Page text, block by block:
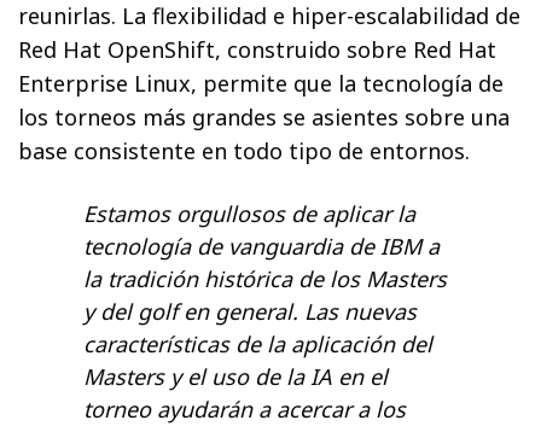
reunirlas. La flexibilidad e hiper-escalabilidad de
Red Hat OpenShift, construido sobre Red Hat
Enterprise Linux, permite que la tecnología de
los torneos más grandes se asientes sobre una
base consistente en todo tipo de entornos.
Estamos orgullosos de aplicar la
tecnología de vanguardia de IBM a
la tradición histórica de los Masters
y del golf en general. Las nuevas
características de la aplicación del
Masters y el uso de la IA en el
torneo ayudarán a acercar a los